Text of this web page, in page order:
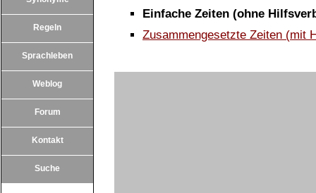
Regeln
Sprachleben
Weblog
Forum
Kontakt
Suche
Einfache Zeiten (ohne
Zusammengesetzte Zeiten (mit